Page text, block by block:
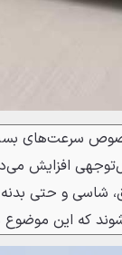
سرعت‌های
افزایش
شاسی و حتی
که این موضوع